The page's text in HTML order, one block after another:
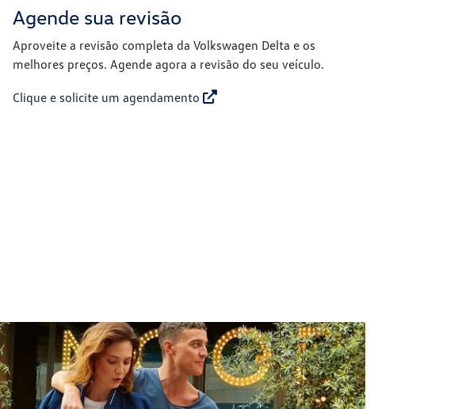
Agende sua revisão
Aproveite a revisão completa da Volkswagen Delta e os
melhores preços. Agende agora a revisão do seu veículo.
Clique e solicite um agendamento